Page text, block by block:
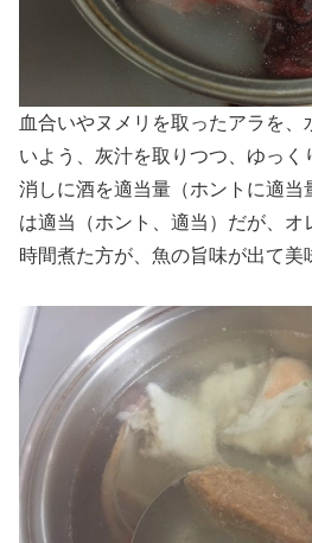
血合いやヌメリを取ったアラを
いよう、灰汁を取りつつ、ゆっく
消しに酒を適当量（ホントに適当
は適当（ホント、適当）だが、
時間煮た方が、魚の旨味が出て美